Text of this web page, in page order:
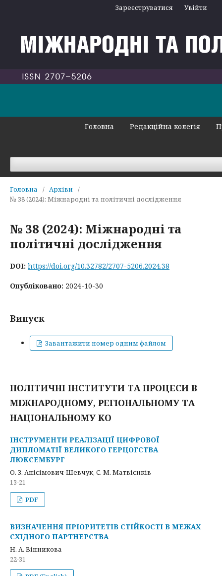
Головна Редакційна колегія
Зареєструватися Увійти
Головна / Архіви
/
№ 38 (2024): Міжнародні та політичні дослідження
№ 38 (2024): Міжнародні та
політичні дослідження
DOI: https://doi.org/10.32782/2707-5206.2024.38
Опубліковано: 2024-10-30
Випуск
Завантажити номер одним файлом
ПОЛІТИЧНІ ІНСТИТУТИ ТА ПРОЦЕСИ В
МІЖНАРОДНОМУ, РЕГІОНАЛЬНОМУ ТА
НАЦІОНАЛЬНОМУ КО
ІНСТРУМЕНТИ РЕАЛІЗАЦІЇ ЦИФРОВОЇ
ДИПЛОМАТІЇ ВЕЛИКОГО ГЕРЦОГСТВА
ЛЮКСЕМБУРГ
О. З. Анісімович-Шевчук, С. М. Матвієнків
13-21
PDF
ВИЗНАЧЕННЯ ПРІОРИТЕТІВ СТІЙКОСТІ В МЕЖАХ
СХІДНОГО ПАРТНЕРСТВА
Н. А. Вінникова
22-31